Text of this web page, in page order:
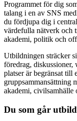
Programmet för dig
talang i en av SNS
du fördjupa dig i
värdefulla nätverk och
akademi, politik och
Utbildningen sträcker
föredrag, diskussioner,
platser är begränsat till
gruppsammansättning
akademi, civilsamhälle
Du som går